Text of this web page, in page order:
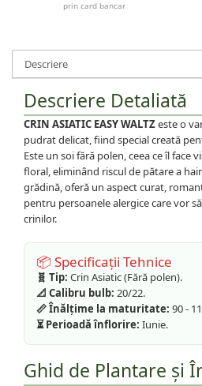
prin card bancar
Descriere
Descriere Detaliată
CRIN ASIATIC EASY WALTZeste o
pudrat delicat, fiind special creată
Este un soi fără polen, ceea ce îl face
floral, eliminând riscul de pătare a
grădină, oferă un aspect curat,
pentru persoanele alergice care vor
crinilor.
📦 Specificații Tehnice
🧬 Tip: Crin Asiatic (Fără polen).
📐 Calibru bulb: 20/22.
📏 Înălțime la maturitate: 90 -
⏳ Perioadă înflorire: Iunie.
Ghid de Plantare și